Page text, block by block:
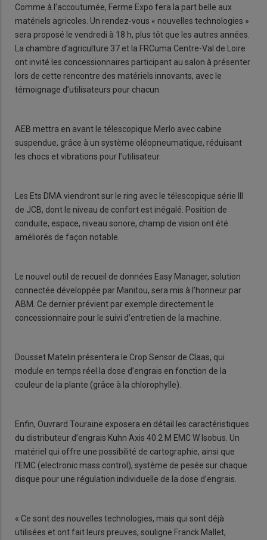
Comme à l’accoutumée, Ferme Expo fera la part belle aux
matériels agricoles. Un rendez-vous « nouvelles technologies »
sera proposé le vendredi à 18 h, plus tôt que les autres années.
La chambre d’agriculture 37 et la FRCuma Centre-Val de Loire
ont invité les concessionnaires participant au salon à présenter
lors de cette rencontre des matériels innovants, avec le
témoignage d’utilisateurs pour chacun.
AEB mettra en avant le télescopique Merlo avec cabine
suspendue, grâce à un système oléopneumatique, réduisant
les chocs et vibrations pour l’utilisateur.
Les Ets DMA viendront sur le ring avec le télescopique série III
de JCB, dont le niveau de confort est inégalé. Position de
conduite, espace, niveau sonore, champ de vision ont été
améliorés de façon notable.
Le nouvel outil de recueil de données Easy Manager, solution
connectée développée par Manitou, sera mis à l’honneur par
ABM. Ce dernier prévient par exemple directement le
concessionnaire pour le suivi d’entretien de la machine.
Dousset Matelin présentera le Crop Sensor de Claas, qui
module en temps réel la dose d’engrais en fonction de la
couleur de la plante (grâce à la chlorophylle).
Enfin, Ouvrard Touraine exposera en détail les caractéristiques
du distributeur d’engrais Kuhn Axis 40.2 M EMC W Isobus. Un
matériel qui offre une possibilité de cartographie, ainsi que
l’EMC (electronic mass control), système de pesée sur chaque
disque pour une régulation individuelle de la dose d’engrais.
« Ce sont des nouvelles technologies, mais qui sont déjà
utilisées et ont fait leurs preuves, souligne Franck Mallet,